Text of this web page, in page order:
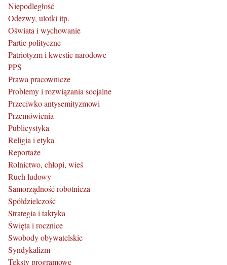
Niepodległość
Odezwy, ulotki itp.
Oświata i wychowanie
Partie polityczne
Patriotyzm i kwestie narodowe
PPS
Prawa pracownicze
Problemy i rozwiązania socjalne
Przeciwko antysemityzmowi
Przemówienia
Publicystyka
Religia i etyka
Reportaże
Rolnictwo, chłopi, wieś
Ruch ludowy
Samorządność robotnicza
Spółdzielczość
Strategia i taktyka
Święta i rocznice
Swobody obywatelskie
Syndykalizm
Teksty programowe